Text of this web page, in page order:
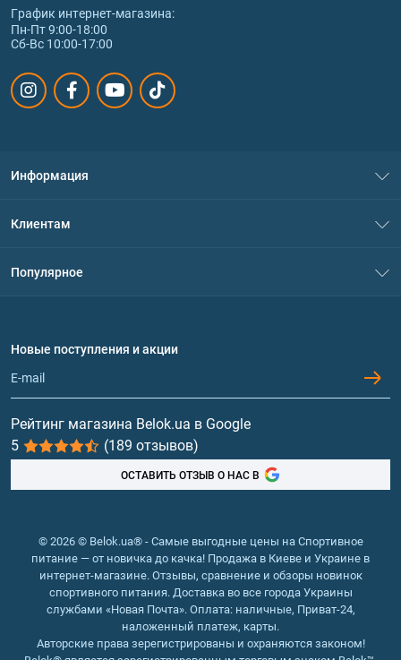
График интернет‑магазина:
Пн-Пт 9:00-18:00
Сб-Вс 10:00-17:00
Информация
Политика конфиденциальности
Обмен и возврат
Клиентам
Популярное
Протеин
Гейнеры
Витамины и минералы
Рыбий жир, жирные кислоты
Новые поступления и акции
Рейтинг магазина Belok.ua в Google
5
(189 отзывов)
ОСТАВИТЬ ОТЗЫВ О НАС В
© 2026 © Belok.ua® - Самые выгодные цены на Спортивное
питание — от новичка до качка! Продажа в Киеве и Украине в
интернет-магазине. Отзывы, сравнение и обзоры новинок
спортивного питания. Доставка во все города Украины
службами «Новая Почта». Оплата: наличные, Приват-24,
наложенный платеж, карты.
Авторские права зерегистрированы и охраняются законом!